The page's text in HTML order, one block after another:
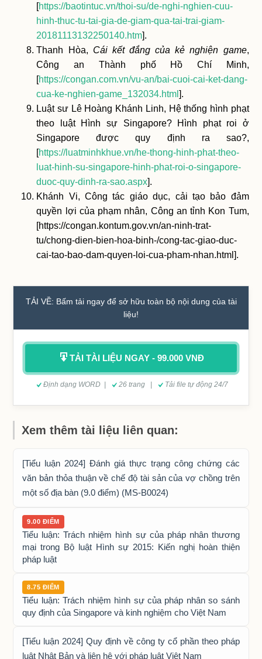
[https://baotintuc.vn/thoi-su/de-nghi-nghien-cuu-
hinh-thuc-tu-tai-gia-de-giam-qua-tai-trai-giam-
20181113132250140.htm].
Thanh Hòa, Cái kết đắng của kẻ nghiện game,
Công an Thành phố Hồ Chí Minh,
[https://congan.com.vn/vu-an/bai-cuoi-cai-ket-dang-
cua-ke-nghien-game_132034.html].
Luật sư Lê Hoàng Khánh Linh, Hệ thống hình phạt
theo luật Hình sự Singapore? Hình phạt roi ở
Singapore được quy định ra sao?,
[https://luatminhkhue.vn/he-thong-hinh-phat-theo-
luat-hinh-su-singapore-hinh-phat-roi-o-singapore-
duoc-quy-dinh-ra-sao.aspx].
Khánh Vi, Công tác giáo dục, cải tạo bảo đảm
quyền lợi của phạm nhân, Công an tỉnh Kon Tum,
[https://congan.kontum.gov.vn/an-ninh-trat-
tu/chong-dien-bien-hoa-binh-/cong-tac-giao-duc-
cai-tao-bao-dam-quyen-loi-cua-pham-nhan.html].
TẢI VỀ: Bấm tải ngay để sở hữu toàn bộ nội dung của tài
liệu!
TẢI TÀI LIỆU NGAY - 99.000 VNĐ
Định dạng WORD | 26 trang | Tải file tự động 24/7
Xem thêm tài liệu liên quan:
[Tiểu luận 2024] Đánh giá thực trạng công chứng các
văn bản thỏa thuận về chế độ tài sản của vợ chồng trên
một số địa bàn (9.0 điểm) (MS-B0024)
9.00 ĐIỂM
Tiểu luận: Trách nhiệm hình sự của pháp nhân thương
mại trong Bộ luật Hình sự 2015: Kiến nghị hoàn thiện
pháp luật
8.75 ĐIỂM
Tiểu luận: Trách nhiệm hình sự của pháp nhân so sánh
quy định của Singapore và kinh nghiệm cho Việt Nam
[Tiểu luận 2024] Quy định về công ty cổ phần theo pháp
luật Nhật Bản và liên hệ với pháp luật Việt Nam